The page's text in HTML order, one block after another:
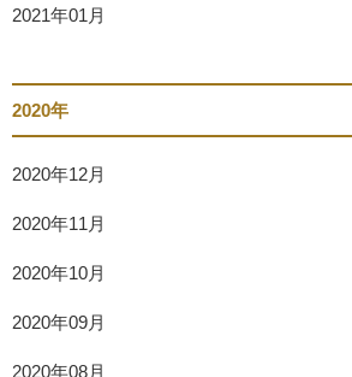
2021年01月
2020年
2020年12月
2020年11月
2020年10月
2020年09月
2020年08月